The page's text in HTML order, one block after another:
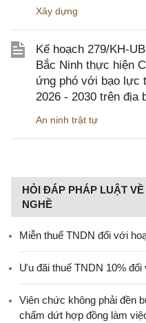
Xây dựng
Kế hoạch 279/KH-
Bắc Ninh thực hiện
ứng phó với bạo lực
2026 - 2030 trên địa
An ninh trật tự
HỎI ĐÁP PHÁP LUẬT
NGHỀ
Miễn thuế TNDN đối với
Ưu đãi thuế TNDN 10%
Viên chức không phải đền
chấm dứt hợp đồng làm